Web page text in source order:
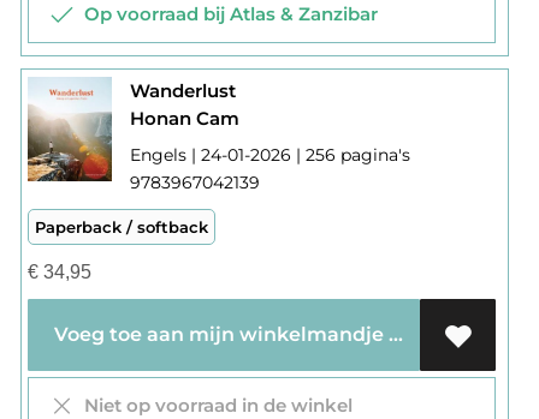
Op voorraad bij Atlas & Zanzibar
Wanderlust
Honan Cam
Engels | 24-01-2026 | 256 pagina's
9783967042139
Paperback / softback
€34,95
Voeg toe aan mijn winkelmandje
Niet op voorraad in de winkel